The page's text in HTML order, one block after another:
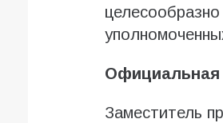
Официальная
Заместитель